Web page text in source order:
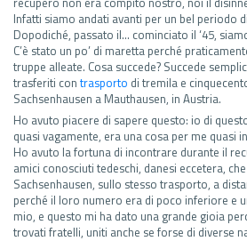
Infatti siamo andati avanti per un bel periodo
Dopodiché, passato il… cominciato il ‘45,
C’è stato un po’ di maretta perché
truppe alleate. Cosa succede? Succede
trasferiti con trasporto di tremila e
Sachsenhausen a Mauthausen, in Austria.
Ho avuto piacere di sapere questo: io di
quasi vagamente, era una cosa per me quasi
Ho avuto la fortuna di incontrare durante il
amici conosciuti tedeschi, danesi eccetera,
Sachsenhausen, sullo stesso trasporto, a
perché il loro numero era di poco inferiore e
mio, e questo mi ha dato una grande gioia
trovati fratelli, uniti anche se forse di diverse